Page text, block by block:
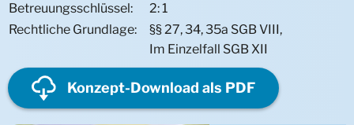
Betreuungsschlüssel:
2: 1
Rechtliche Grundlage:
§§ 27, 34, 35a SGB VIII,
Im Einzelfall SGB XII
Konzept-Download als PDF
Systemische Familienarbeit (SIT)
U-Haft-Vermeidung (Stop & Go)
Intensivwohngruppe Stop & Go
Diagnostik